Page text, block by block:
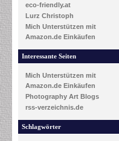
eco-friendly.at
Lurz Christoph
Mich Unterstützen mit
Amazon.de Einkäufen
Interessante Seiten
Mich Unterstützen mit
Amazon.de Einkäufen
Photography Art Blogs
rss-verzeichnis.de
Schlagwörter